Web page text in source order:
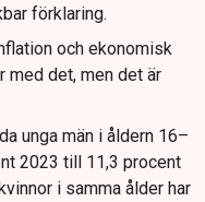
förklaring.
och ekonomisk
med det, men det är
unga män i åldern 16–
2023 till 11,3 procent
i samma ålder har